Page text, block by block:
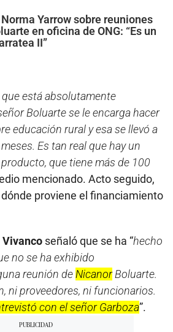
Norma Yarrow sobre reuniones
en oficina de ONG: “Es un
II”
está absolutamente
Boluarte se le encarga hacer
educación rural y esa se llevó a
Es tan real que hay un
que tiene más de 100
mencionado. Acto seguido,
proviene el financiamiento
Vivanco señaló que se ha “hecho
no se ha exhibido
reunión de NicanorBoluarte.
ni proveedores, ni funcionarios.
con el señor Garboza”.